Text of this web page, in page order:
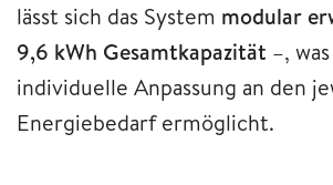
lässt sich das System modular
9,6 kWh Gesamtkapazität –,
individuelle Anpassung an den
Energiebedarf ermöglicht.